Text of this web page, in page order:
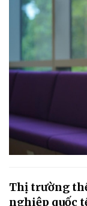
Thị trường
nghiệp quốc